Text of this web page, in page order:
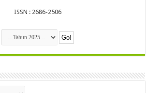
ISSN : 2686-2506